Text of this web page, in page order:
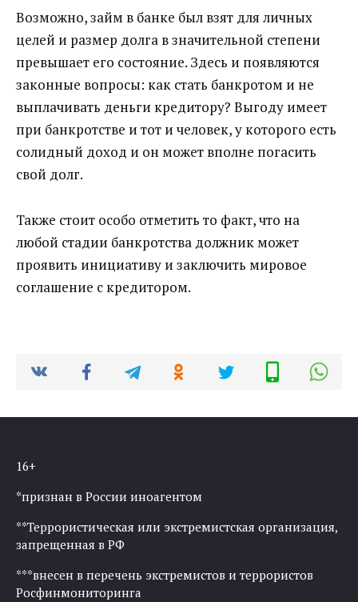
Возможно, займ в банке был взят для личных
целей и размер долга в значительной степени
превышает его состояние. Здесь и появляются
законные вопросы: как стать банкротом и не
выплачивать деньги кредитору? Выгоду имеет
при банкротстве и тот и человек, у которого есть
солидный доход и он может вполне погасить
свой долг.
Также стоит особо отметить то факт, что на
любой стадии банкротства должник может
проявить инициативу и заключить мировое
соглашение с кредитором.
16+
*признан в России иноагентом
**Террористическая или экстремистская организация,
запрещенная в РФ
***внесен в перечень экстремистов и террористов
Росфинмониторинга